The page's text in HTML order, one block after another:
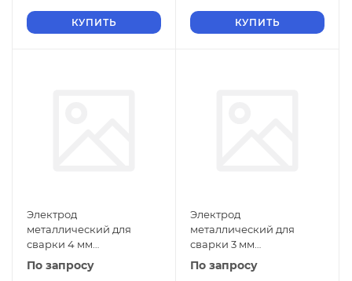
КУПИТЬ КУПИТЬ
Электрод
металлический для
сварки 4 мм
Э-11Х15Н25М6АГ2 ГОСТ
9466-75
По запросу
Электрод
металлический для
сварки 3 мм
Э-11Х15Н25М6АГ2 ГОСТ
9466-75
По запросу